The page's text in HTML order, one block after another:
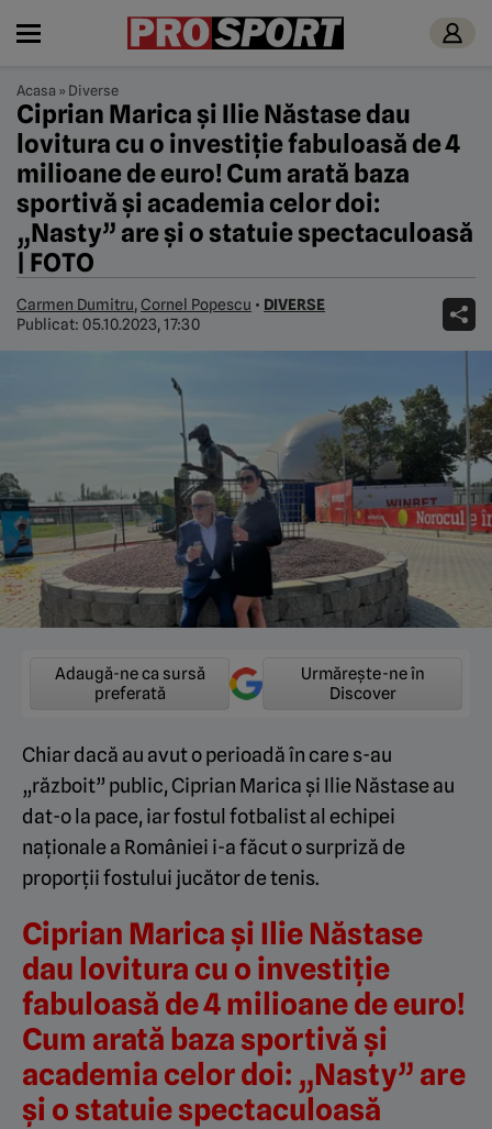
Acasa » Diverse
Ciprian Marica și Ilie Năstase dau
lovitura cu o investiție fabuloasă de 4
milioane de euro! Cum arată baza
sportivă și academia celor doi:
„Nasty” are și o statuie spectaculoasă
| FOTO
Carmen Dumitru,Cornel Popescu • DIVERSE
Publicat: 05.10.2023, 17:30
Adaugă-ne ca sursă
preferată
Urmărește-ne în
Discover
Chiar dacă au avut o perioadă în care s-au
„războit” public, Ciprian Marica și Ilie Năstase au
dat-o la pace, iar fostul fotbalist al echipei
naționale a României i-a făcut o surpriză de
proporții fostului jucător de tenis.
Ciprian Marica și Ilie Năstase
dau lovitura cu o investiție
fabuloasă de 4 milioane de euro!
Cum arată baza sportivă și
academia celor doi: „Nasty” are
și o statuie spectaculoasă